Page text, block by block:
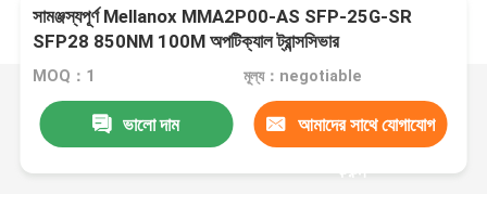
সামঞ্জস্যপূর্ণ Mellanox MMA2P00-AS SFP-25G-SR
SFP28 850NM 100M অপটিক্যাল ট্রান্সসিভার
MOQ：1 মূল্য：negotiable
ভালো দাম আমাদের সাথে যোগাযোগ
করুন